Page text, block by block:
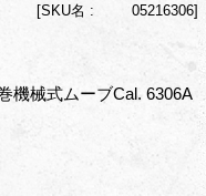
[SKU名 : 05216306]
械式ムーブCal. 6306A